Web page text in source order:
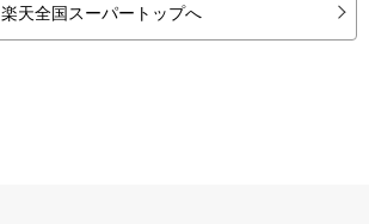
楽天全国スーパートップへ